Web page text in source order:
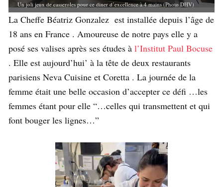
Un joli jeux de casseroles pour ce diner d’excellence à 4 mains (Photo DHV)
La Cheffe Béatriz Gonzalez est installée depuis l’âge de
18 ans en France . Amoureuse de notre pays elle y a
posé ses valises après ses études à l’Institut Paul Bocuse
. Elle est aujourd’hui’ à la tête de deux restaurants
parisiens Neva Cuisine et Coretta . La journée de la
femme était une belle occasion d’accepter ce défi …les
femmes étant pour elle “…celles qui transmettent et qui
font bouger les lignes…”